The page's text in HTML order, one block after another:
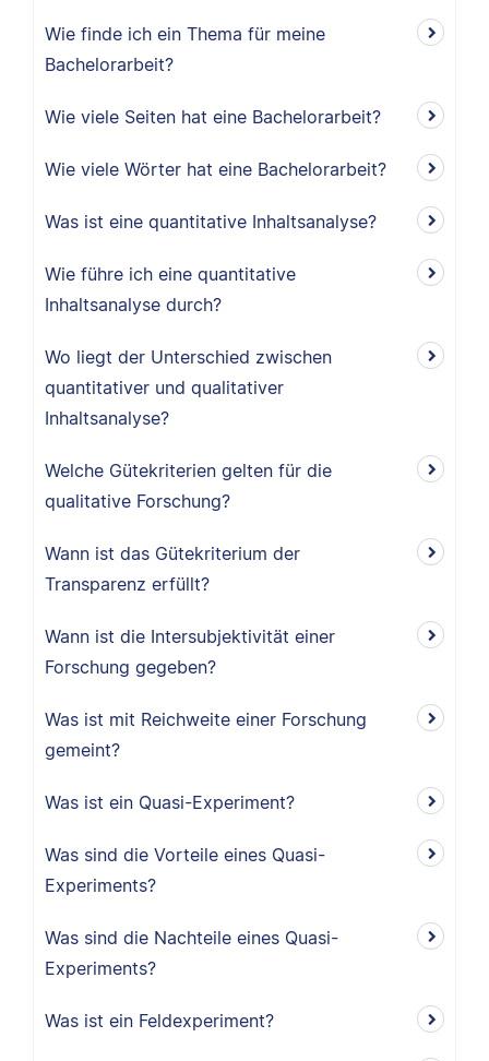
Wie finde ich ein Thema für meine
Bachelorarbeit?
Wie viele Seiten hat eine Bachelorarbeit?
Wie viele Wörter hat eine Bachelorarbeit?
Was ist eine quantitative Inhaltsanalyse?
Wie führe ich eine quantitative
Inhaltsanalyse durch?
Wo liegt der Unterschied zwischen
quantitativer und qualitativer
Inhaltsanalyse?
Welche Gütekriterien gelten für die
qualitative Forschung?
Wann ist das Gütekriterium der
Transparenz erfüllt?
Wann ist die Intersubjektivität einer
Forschung gegeben?
Was ist mit Reichweite einer Forschung
gemeint?
Was ist ein Quasi-Experiment?
Was sind die Vorteile eines Quasi-
Experiments?
Was sind die Nachteile eines Quasi-
Experiments?
Was ist ein Feldexperiment?